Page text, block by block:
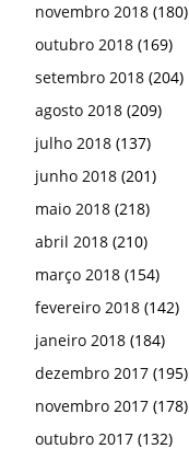
novembro 2018 (180)
outubro 2018 (169)
setembro 2018 (204)
agosto 2018 (209)
julho 2018 (137)
junho 2018 (201)
maio 2018 (218)
abril 2018 (210)
março 2018 (154)
fevereiro 2018 (142)
janeiro 2018 (184)
dezembro 2017 (195)
novembro 2017 (178)
outubro 2017 (132)